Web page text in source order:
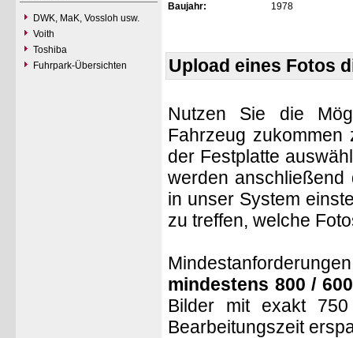
DWK, MaK, Vossloh usw.
Voith
Toshiba
Fuhrpark-Übersichten
Baujahr:
1978
Upload eines Fotos
Nutzen Sie die
Fahrzeug
der Festplatte
werden anschließend
in unser System
zu treffen, welche
mindestens 800 /
Bilder mit exakt
Bearbeitungszeit